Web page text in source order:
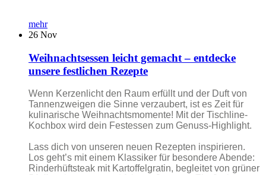
mehr
26 Nov
Weihnachtsessen leicht gemacht – entdecke
unsere festlichen Rezepte
Wenn Kerzenlicht den Raum erfüllt und der Duft von
Tannenzweigen die Sinne verzaubert, ist es Zeit für
kulinarische Weihnachtsmomente! Mit der Tischline-
Kochbox wird dein Festessen zum Genuss-Highlight.
Lass dich von unseren neuen Rezepten inspirieren.
Los geht’s mit einem Klassiker für besondere Abende:
Rinderhüftsteak mit Kartoffelgratin, begleitet von grüner